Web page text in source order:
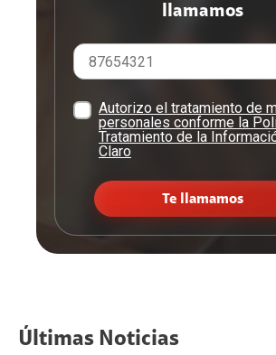
llamamos
Autorizo el tratamiento de
personales conforme la
Tratamiento de la
Claro
Te llamamos
Últimas Noticias